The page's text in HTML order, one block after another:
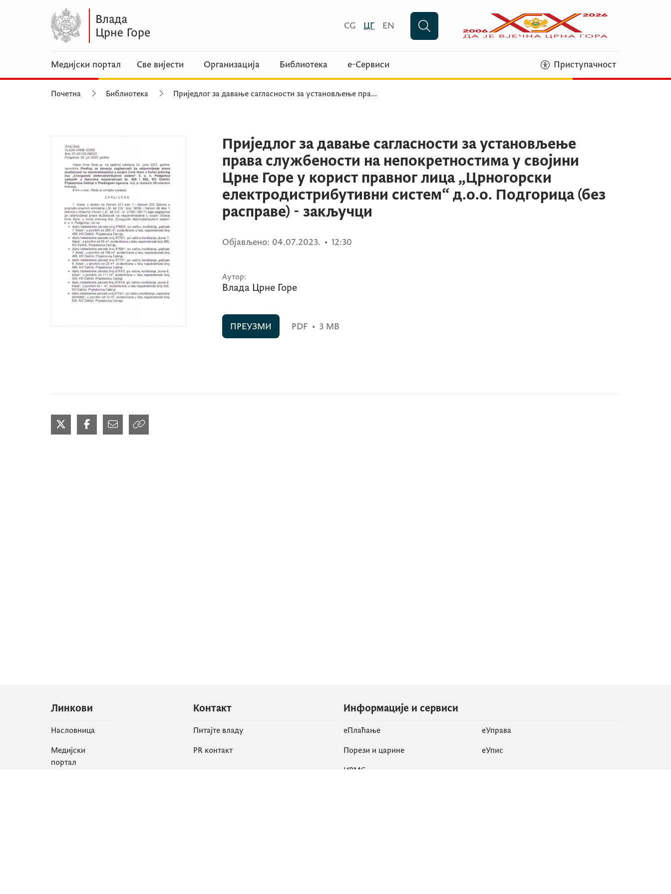
CG ЦГ EN
Медијски портал Све вијести Организација Библиотека е-Сервиси Приступачност
Почетна Библиотека Приједлог за давање сагласности за установљење пра...
Приједлог за давање сагласности за установљење
права службености на непокретностима у својини
Црне Горе у корист правног лица „Црногорски
електродистрибутивни систем“ д.о.о. Подгорица (без
расправе) - закључци
Објављено: 04.07.2023. • 12:30
Аутор:
Влада Црне Горе
ПРЕУЗМИ PDF • 3 MB
Линкови
Насловница
Медијски
портал
Контакт
Питајте владу
PR контакт
Информације и сервиси
eПлаћање
еУправа
Порези и царине
eУпис
ИРМС